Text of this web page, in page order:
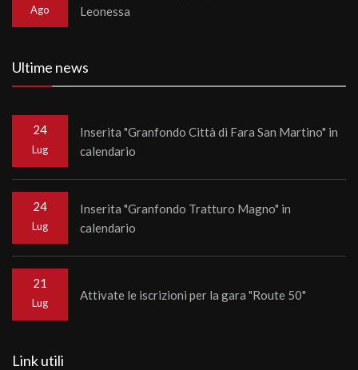
Ago
Leonessa
Ultime news
24
Lug
Inserita "Granfondo Città di Fara San Martino" in
calendario
24
Lug
Inserita "Granfondo Tratturo Magno" in
calendario
21
Lug
Attivate le iscrizioni per la gara "Route 50"
Link utili